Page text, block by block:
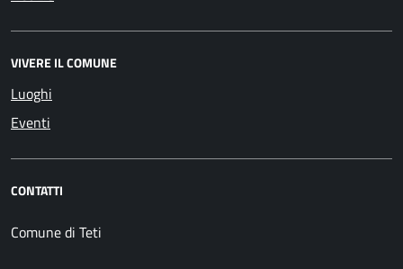
VIVERE IL COMUNE
Luoghi
Eventi
CONTATTI
Comune di Teti